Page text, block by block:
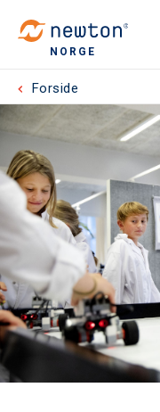
NORGE
Forside